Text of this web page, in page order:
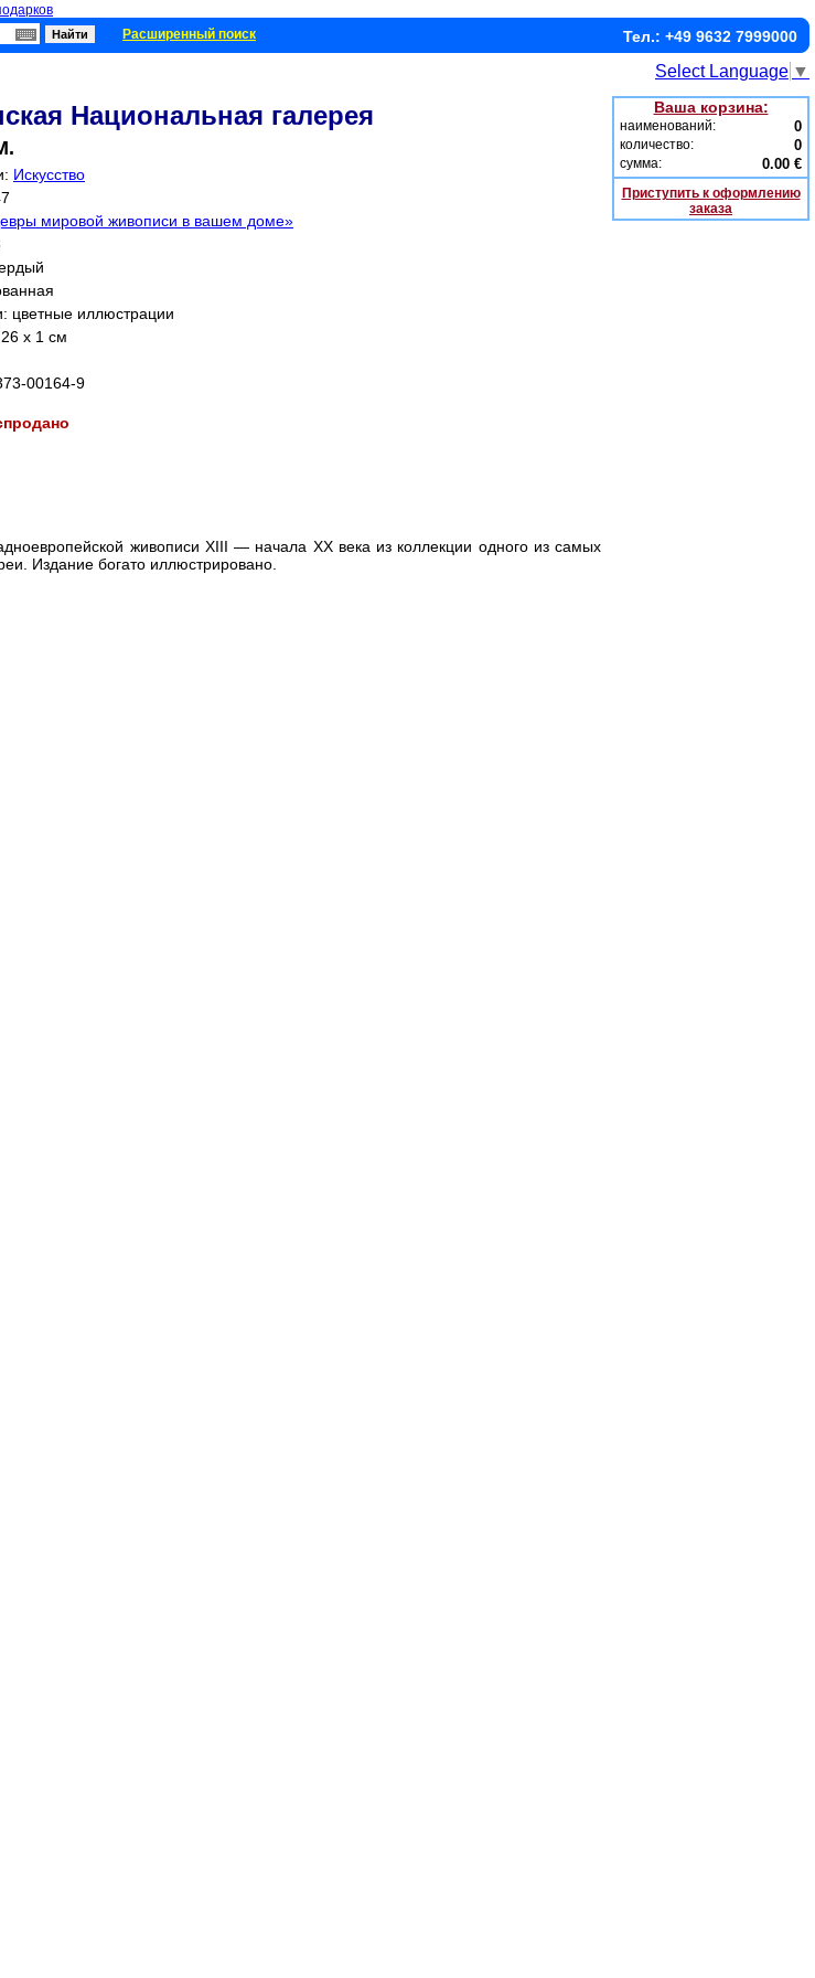
Расширенный поиск Тел.: +49 9632 7999000
Select Language ▼
Национальная галерея
Искусство
мировой живописи в вашем доме»
цветные иллюстрации
x 1 см
00164-9
живописи XIII — начала XX века из коллекции одного из самых
Издание богато иллюстрировано.
Ваша корзина:
наименований: 0
количество: 0
сумма: 0.00 €
Приступить к оформлению
заказа